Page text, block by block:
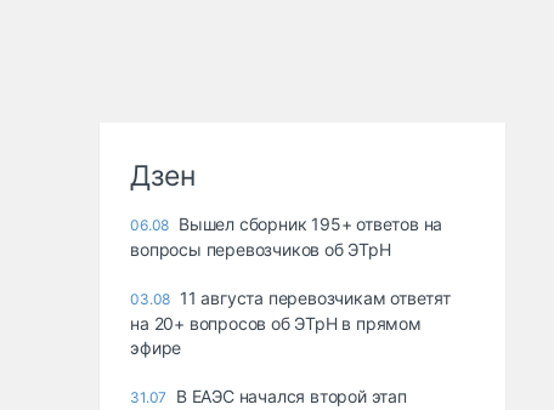
Дзен
06.08 Вышел сборник 195+ ответов на
вопросы перевозчиков об ЭТрН
03.08 11 августа перевозчикам ответят
на 20+ вопросов об ЭТрН в прямом
эфире
31.07
В ЕАЭС начался второй этап